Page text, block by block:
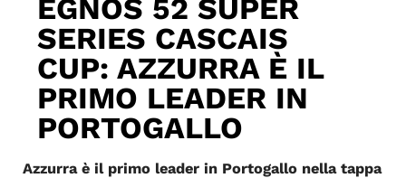
EGNOS 52 SUPER
SERIES CASCAIS
CUP: AZZURRA È IL
PRIMO LEADER IN
PORTOGALLO
Azzurra è il primo leader in Portogallo nella tappa